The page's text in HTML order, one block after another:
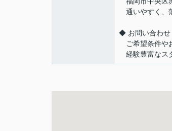
通いやすく、
◆ お問い合わせ
ご希望条件や
経験豊富なス